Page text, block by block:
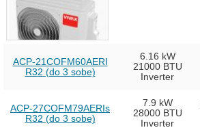
ACP-21COFM60AERI
R32 (do 3 sobe)
6.16 kW
21000 BTU
Inverter
ACP-27COFM79AERIs
R32 (do 3 sobe)
7.9 kW
28000 BTU
Inverter